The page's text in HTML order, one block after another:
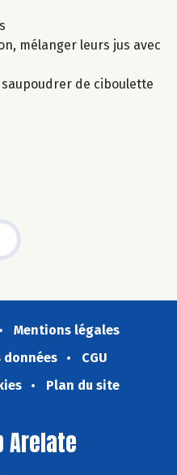
mélanger leurs jus avec
de ciboulette
Mentions légales
CGU
Plan du site
Arelate